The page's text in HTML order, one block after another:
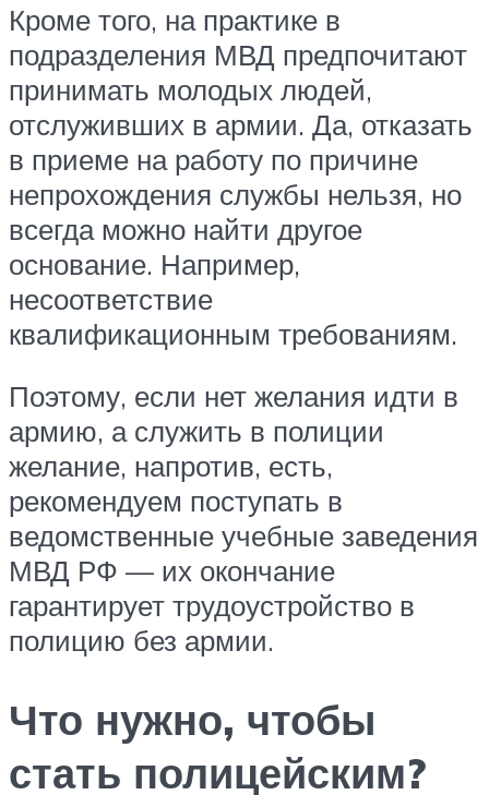
Кроме того, на практике в
подразделения МВД предпочитают
принимать молодых людей,
отслуживших в армии. Да, отказать
в приеме на работу по причине
непрохождения службы нельзя, но
всегда можно найти другое
основание. Например,
несоответствие
квалификационным требованиям.
Поэтому, если нет желания идти в
армию, а служить в полиции
желание, напротив, есть,
рекомендуем поступать в
ведомственные учебные заведения
МВД РФ — их окончание
гарантирует трудоустройство в
полицию без армии.
Что нужно, чтобы
стать полицейским?